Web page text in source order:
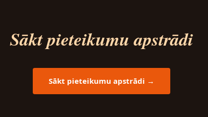
Sākt pieteikumu apstrādi
Sākt pieteikumu apstrādi →